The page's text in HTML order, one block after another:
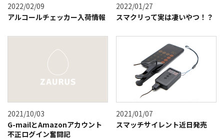
2022/02/09
アルコールチェッカー入荷情報
2022/01/27
スマクリって実は凄いやつ！？
2021/10/03
G-mailとAmazonアカウント
不正ログイン奮闘記
2021/01/07
スマッチサイレント近日発売